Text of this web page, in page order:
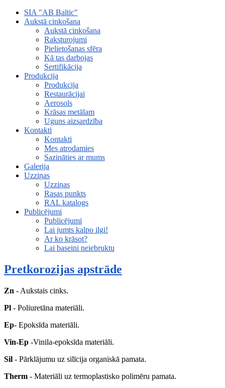
SIA "AB Baltic"
Aukstā cinkošana
Aukstā cinkošana
Raksturojumi
Pielietošanas sfēra
Kā tas darbojas
Sertifikācija
Produkcija
Produkcija
Restaurācijai
Aerosols
Krāsas metālam
Uguns aizsardzība
Kontakti
Kontakti
Mes atrodamies
Sazināties ar mums
Galerija
Uzziņas
Uzziņas
Rasas punkts
RAL katalogs
Publicējumi
Publicējumi
Lai jumts kalpo ilgi!
Ar ko krāsot?
Lai baseini neiebruktu
Pretkorozijas apstrāde
Zn - Aukstais cinks.
Pl - Poliuretāna materiāli.
Ep- Epoksīda materiāli.
Vin-Ep -Vinila-epoksīda materiāli.
Sil - Pārklājumu uz silīcija organiskā pamata.
Therm - Materiāli uz termoplastisko polimēru pamata.